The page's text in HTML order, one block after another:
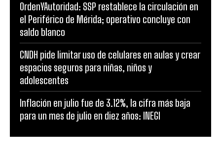
OrdenYAutoridad: SSP restablece la circulación en
el Periférico de Mérida; operativo concluye con
saldo blanco
CNDH pide limitar uso de celulares en aulas y crear
espacios seguros para niñas, niños y
adolescentes
Inflación en julio fue de 3.12%, la cifra más baja
para un mes de julio en diez años: INEGI